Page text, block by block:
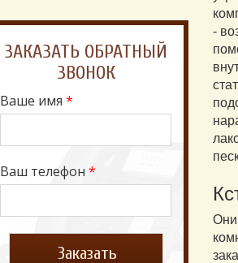
ЗАКАЗАТЬ ОБРАТНЫЙ
ЗВОНОК
Ваше имя *
Ваш телефон *
-
Они